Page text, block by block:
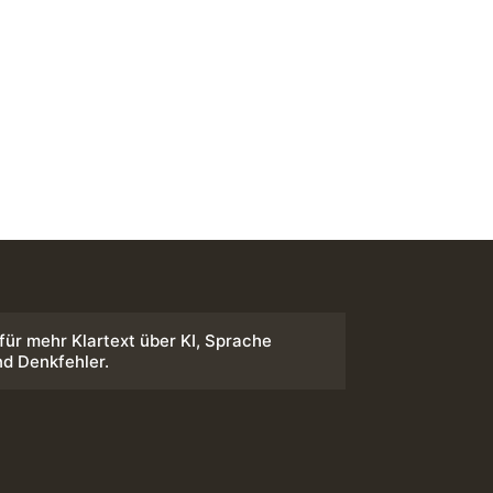
mehr Klartext über KI, Sprache
Denkfehler.